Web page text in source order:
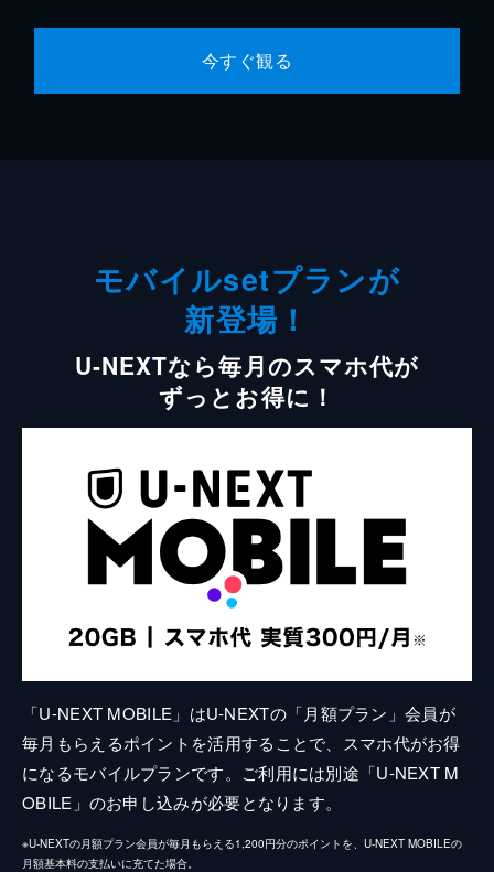
今すぐ観る
モバイルsetプランが
新登場！
U-NEXTなら毎月のスマホ代が
ずっとお得に！
「U-NEXT MOBILE」はU-NEXTの「月額プラン」会員が
毎月もらえるポイントを活用することで、スマホ代がお得
になるモバイルプランです。ご利用には別途「U-NEXT M
OBILE」のお申し込みが必要となります。
※U-NEXTの月額プラン会員が毎月もらえる1,200円分のポイントを、U-NEXT MOBILEの
月額基本料の支払いに充てた場合。